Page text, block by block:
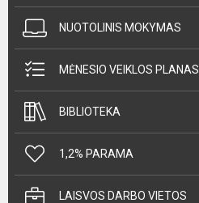
NUOTOLINIS MOKYMAS
MĖNESIO VEIKLOS PLANAS
BIBLIOTEKA
1,2% PARAMA
LAISVOS DARBO VIETOS